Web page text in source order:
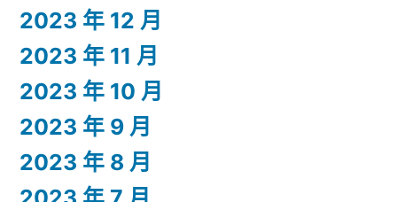
2023 年 12 月
2023 年 11 月
2023 年 10 月
2023 年 9 月
2023 年 8 月